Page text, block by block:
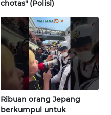
chotas" (Polisi)
Ribuan orang Jepang
berkumpul untuk